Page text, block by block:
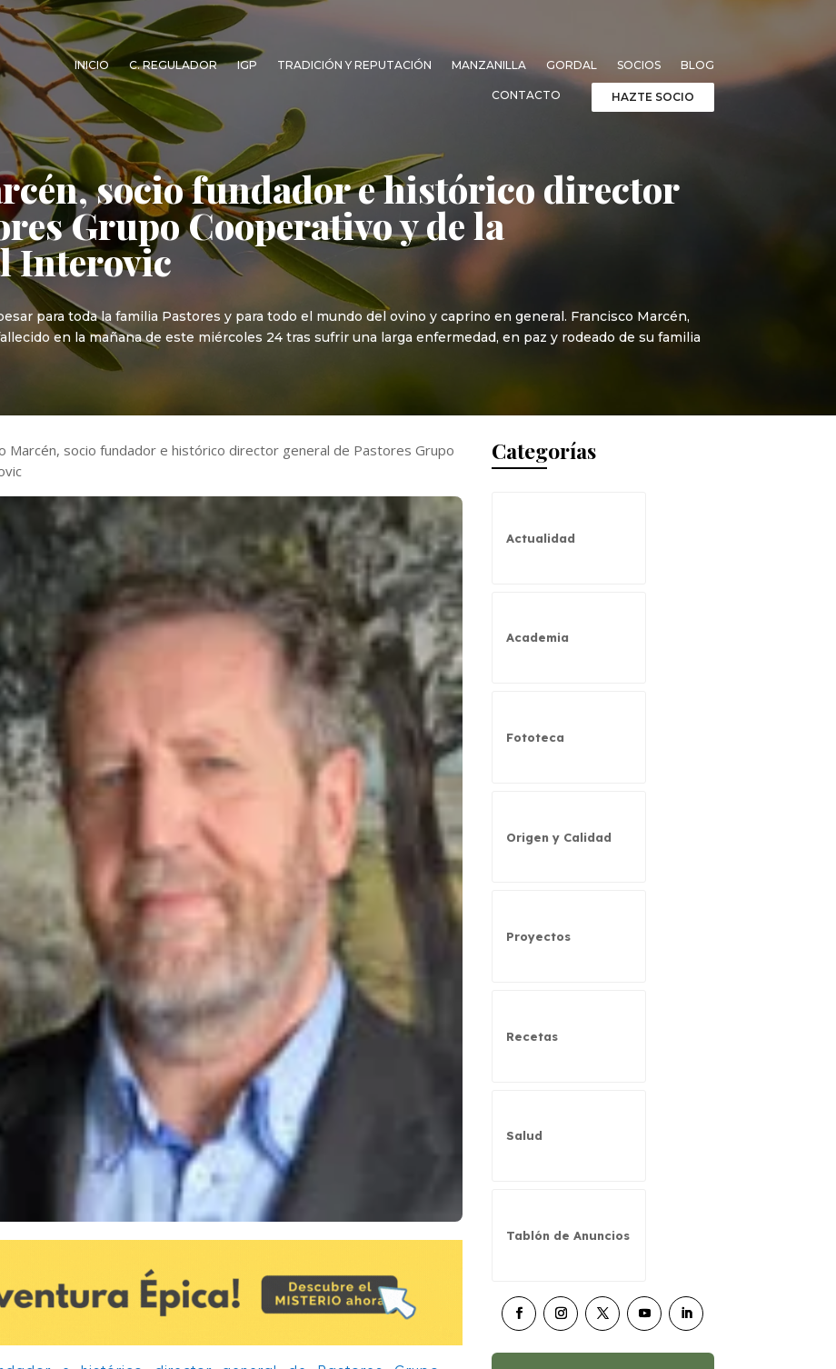
INICIO C. REGULADOR IGP TRADICIÓN Y REPUTACIÓN MANZANILLA GORDAL SOCIOS BLOG
CONTACTO HAZTE SOCIO
socio fundador e histórico director
Grupo Cooperativo y de la
Interovic
para toda la familia Pastores y para todo el mundo del ovino y caprino en general. Francisco Marcén,
en la mañana de este miércoles 24 tras sufrir una larga enfermedad, en paz y rodeado de su familia
Marcén, socio fundador e histórico director general de Pastores Grupo
Categorías
Actualidad
Academia
Fototeca
Origen y Calidad
Proyectos
Recetas
Salud
Tablón de Anuncios